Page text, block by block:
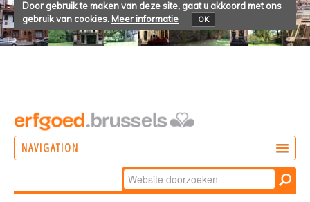
Door gebruik te maken van deze site, gaat u akkoord met ons
gebruik van cookies. Meer informatie OK
NAVIGATION
Zoek
Geavanceerd